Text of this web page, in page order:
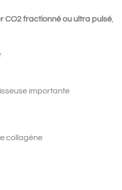
CO2 fractionné ou ultra pulsé
importante
collagène